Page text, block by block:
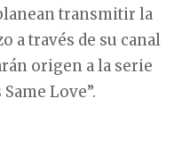
transmitir la
a través de su canal
origen a la serie
Love”.